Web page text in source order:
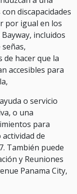
discapacidades
por igual en los
incluidos
hacer que la
accesibles para
o servicio
o una
para
de
También puede
y Reuniones
Panama City,